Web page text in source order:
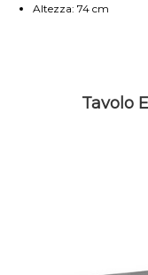
Altezza: 74 cm
Tavolo